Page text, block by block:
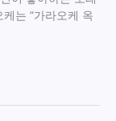
는 “가라오케 옥